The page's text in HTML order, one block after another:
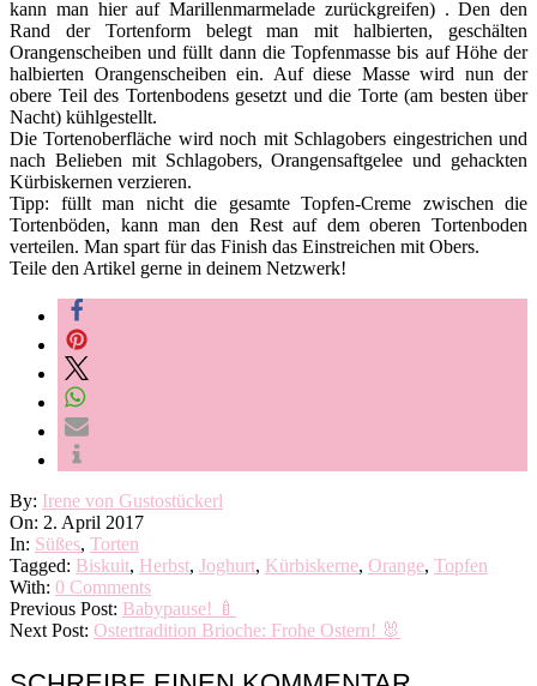
kann man hier auf Marillenmarmelade zurückgreifen) . Den den
Rand der Tortenform belegt man mit halbierten, geschälten
Orangenscheiben und füllt dann die Topfenmasse bis auf Höhe der
halbierten Orangenscheiben ein. Auf diese Masse wird nun der
obere Teil des Tortenbodens gesetzt und die Torte (am besten über
Nacht) kühlgestellt.
Die Tortenoberfläche wird noch mit Schlagobers eingestrichen und
nach Belieben mit Schlagobers, Orangensaftgelee und gehackten
Kürbiskernen verzieren.
Tipp: füllt man nicht die gesamte Topfen-Creme zwischen die
Tortenböden, kann man den Rest auf dem oberen Tortenboden
verteilen. Man spart für das Finish das Einstreichen mit Obers.
Teile den Artikel gerne in deinem Netzwerk!
2017-
04-
02
By: Irene von Gustostückerl
On: 2. April 2017
In: Süßes, Torten
Tagged: Biskuit, Herbst, Joghurt, Kürbiskerne, Orange, Topfen
With: 0 Comments
Previous Post: Babypause! 🍼
Next Post: Ostertradition Brioche: Frohe Ostern! 🐰